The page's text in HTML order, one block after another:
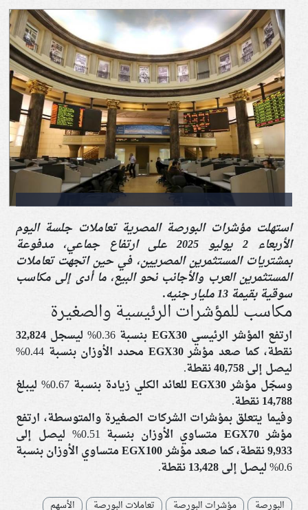
استهلت مؤشرات البورصة المصرية تعاملات جلسة اليوم
الأربعاء 2 يوليو 2025 على ارتفاع جماعي، مدفوعة
بمشتريات المستثمرين المصريين، في حين اتجهت تعاملات
المستثمرين العرب والأجانب نحو البيع، ما أدى إلى مكاسب
سوقية بقيمة 13 مليار جنيه.
مكاسب للمؤشرات الرئيسية والصغيرة
ارتفع المؤشر الرئيسيEGX30 بنسبة 0.36% ليسجل
32,824
نقطة، كما صعد مؤشرEGX30 محدد الأوزان
بنسبة 0.44%
ليصل إلى40,758 نقطة
.
وسجّل مؤشرEGX30 للعائد الكلي
زيادة بنسبة 0.67% ليبلغ
14,788 نقطة
.
وفيما يتعلق بمؤشرات الشركات الصغيرة والمتوسطة، ارتفع
مؤشر EGX70 متساوي الأوزان
بنسبة 0.51% ليصل إلى
9,933 نقطة
، كما صعد مؤشرEGX100 متساوي الأوزان
بنسبة
0.6% ليصل إلى
13,428 نقطة .
البورصة مؤشرات البورصة تعاملات البورصة
الأسهم